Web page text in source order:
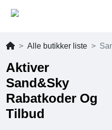
Alle butikker liste
Aktiver
Sand&Sky
Rabatkoder Og
Tilbud